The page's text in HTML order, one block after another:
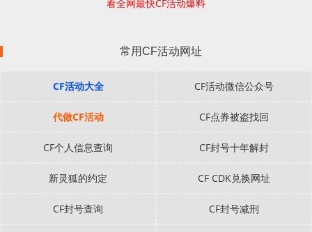
看全网最快CF活动爆料
常用CF活动网址
CF活动大全 CF活动微信公众号
代做CF活动 CF点券被盗找回
CF个人信息查询 CF封号十年解封
新灵狐的约定 CF CDK兑换网址
CF封号查询 CF封号减刑